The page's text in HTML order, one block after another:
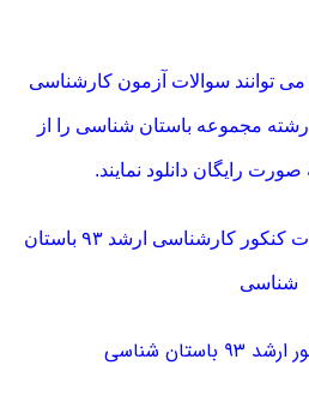
توانند سوالات آزمون کارشناسی
مجموعه باستان شناسی را از
رایگان دانلود نمایند.
دانلود رایگان دفترچه سوالات کنکور کارشناسی ارشد ۹۳ باستان
شناسی
شناسی